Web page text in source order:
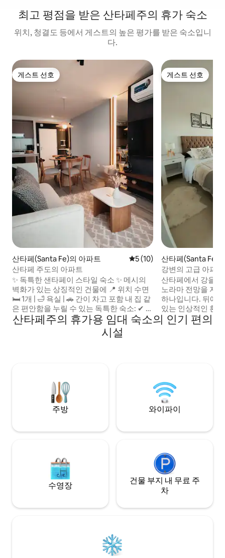
최고 평점을 받은 산타페주의 휴가 숙소
위치, 청결도 등에서 게스트의 높은 평가를 받은 숙소입니
다.
게스트 선호
게스트 선호
산타페(Santa Fe)의 아파트 평점 5점(5점 만점), 후기 10
5 (10)
산타페 주도의 아파트
✨ 독특한 샌타페이 스타일 숙소 ✨ 메시의
벽화가 있는 상징적인 건물에 📍 위치 수면
🛏️ 1개 | 🛁 욕실 | 🚗 간이 차고 포함 내 집 같
은 편안함을 누릴 수 있는 독특한 숙소: ✔ -
완비된 주방 ✔ 에어컨과 난방 시설 넓은 ✔
발코니 ✔ 와이파이 + -스마트 TV 강의 360°
전망을 자랑하는✔ 수영장 🌅 24시간 ✔ 보
게스트 선호
게스트 선호
산타페(Santa Fe)
엄
강변의 고급 아파
산타페에서 강을
노라마 전망을 자
하나입니다. 뒤에
있는 인상적인 환
안하고 고급 가구
넓은 발코니와 매
산타페주의 휴가용 임대 숙소의 인기 편의
시설
주방 와이파이
수영장
건물 부지 내 무료 주
차